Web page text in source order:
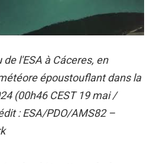
l'ESA à Cáceres, en
époustouflant dans la
(00h46 CEST 19 mai /
: ESA/PDO/AMS82 –